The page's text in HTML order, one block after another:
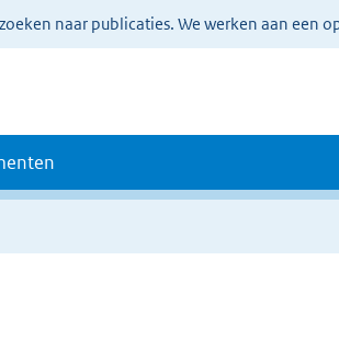
naar publicaties. We werken aan een